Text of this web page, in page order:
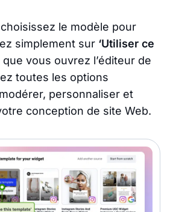
le modèle pour
simplement sur ‘Utiliser ce
que vous ouvrez l’éditeur de
toutes les options
personnaliser et
conception de site Web.